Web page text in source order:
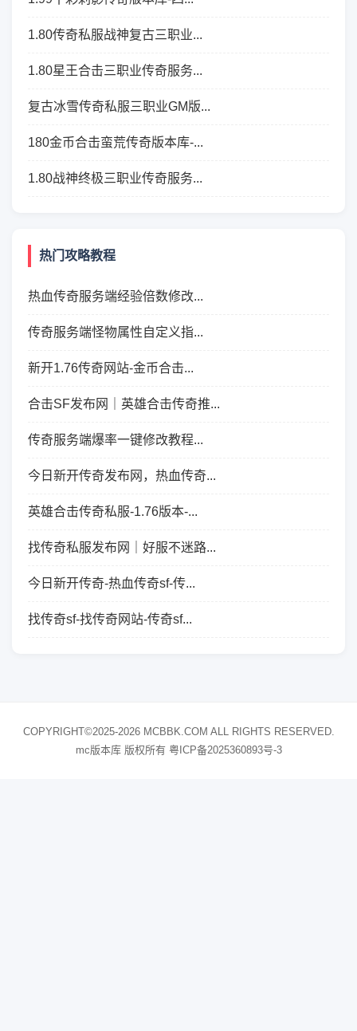
1.80传奇私服战神复古三职业...
1.80星王合击三职业传奇服务...
复古冰雪传奇私服三职业GM版...
180金币合击蛮荒传奇版本库-...
1.80战神终极三职业传奇服务...
热门攻略教程
热血传奇服务端经验倍数修改...
传奇服务端怪物属性自定义指...
新开1.76传奇网站-金币合击...
合击SF发布网｜英雄合击传奇推...
传奇服务端爆率一键修改教程...
今日新开传奇发布网，热血传奇...
英雄合击传奇私服-1.76版本-...
找传奇私服发布网｜好服不迷路...
今日新开传奇-热血传奇sf-传...
找传奇sf-找传奇网站-传奇sf...
COPYRIGHT©2025-2026 MCBBK.COM ALL RIGHTS RESERVED.
mc版本库 版权所有 粤ICP备2025360893号-3